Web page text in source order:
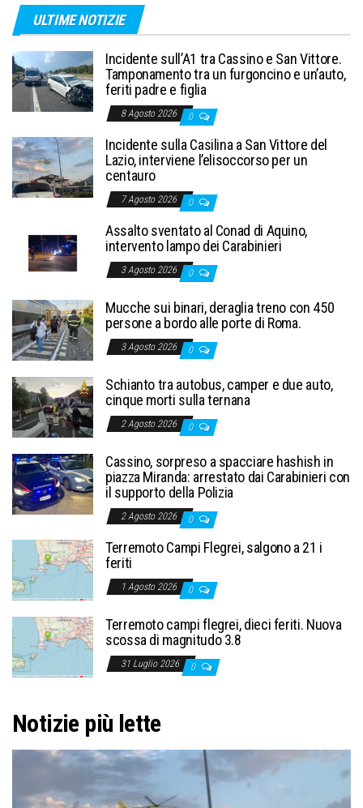
ULTIME NOTIZIE
Incidente sull’A1 tra Cassino e San Vittore.
Tamponamento tra un furgoncino e un’auto,
feriti padre e figlia
8 Agosto 2026 0
Incidente sulla Casilina a San Vittore del
Lazio, interviene l’elisoccorso per un
centauro
7 Agosto 2026 0
Assalto sventato al Conad di Aquino,
intervento lampo dei Carabinieri
3 Agosto 2026 0
Mucche sui binari, deraglia treno con 450
persone a bordo alle porte di Roma.
3 Agosto 2026 0
Schianto tra autobus, camper e due auto,
cinque morti sulla ternana
2 Agosto 2026 0
Cassino, sorpreso a spacciare hashish in
piazza Miranda: arrestato dai Carabinieri con
il supporto della Polizia
2 Agosto 2026 0
Terremoto Campi Flegrei, salgono a 21 i
feriti
1 Agosto 2026 0
Terremoto campi flegrei, dieci feriti. Nuova
scossa di magnitudo 3.8
31 Luglio 2026 0
Notizie più lette